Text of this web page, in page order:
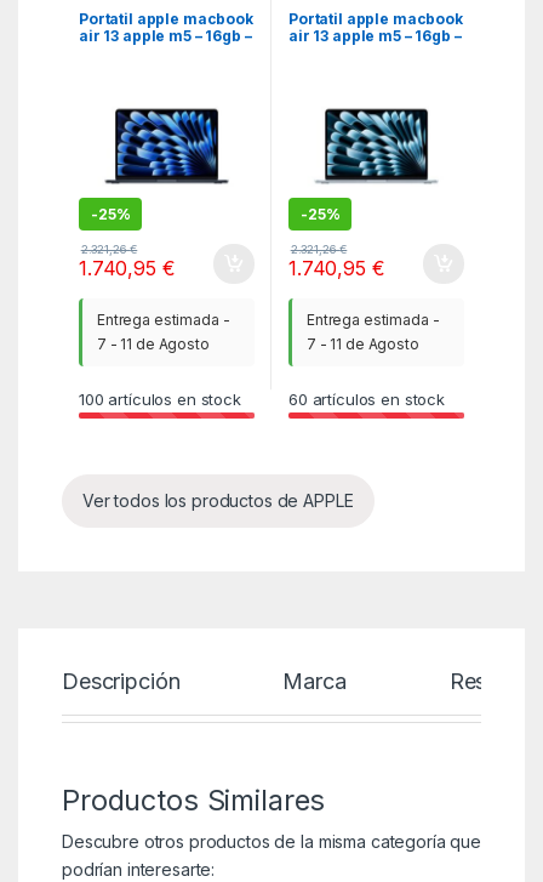
Portatil apple macbook
air 13 apple m5 – 16gb –
-25%
2.321,26€
1.740,95 €
Entrega estimada -
7 - 11 de Agosto
100 artículos en stock
Portatil apple macbook
air 13 apple m5 – 16gb –
-25%
2.321,26€
1.740,95 €
Entrega estimada -
7 - 11 de Agosto
60 artículos en stock
Ver todos los productos de APPLE
Descripción Marca Reseñas
Productos Similares
Descubre otros productos de la misma categoría que
podrían interesarte: